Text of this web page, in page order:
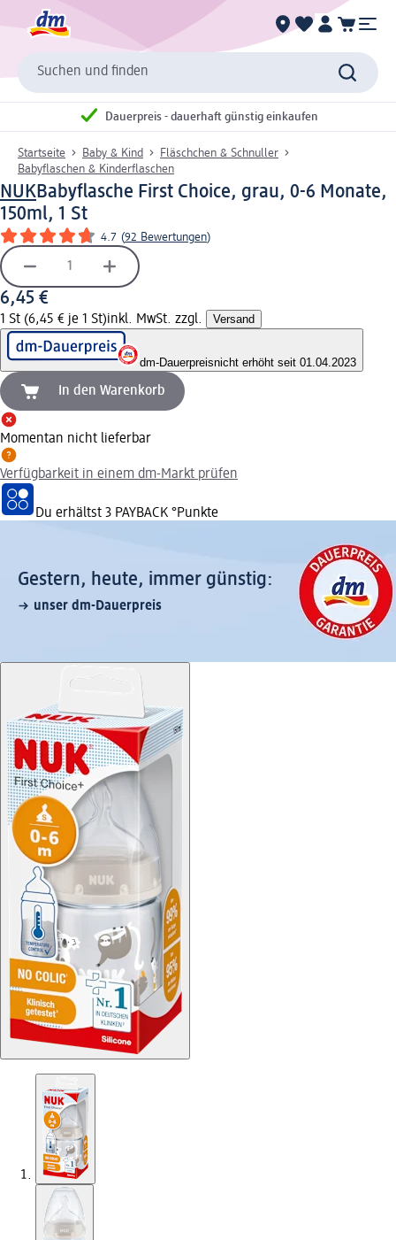
Suchen und finden
Dauerpreis - dauerhaft günstig einkaufen
Startseite Baby & Kind
Fläschchen & Schnuller
Babyflaschen & Kinderflaschen
NUKBabyflasche First Choice, grau, 0-6 Monate,
150ml, 1 St
4.7 (92 Bewertungen)
6,45 €
1 St (6,45 € je 1 St)inkl. MwSt. zzgl. Versand
dm-Dauerpreisnicht erhöht seit 01.04.2023
In den Warenkorb
Momentan nicht lieferbar
Verfügbarkeit in einem dm-Markt prüfen
Du erhältst 3 PAYBACK °Punkte
Gestern, heute, immer günstig:
unser dm-Dauerpreis